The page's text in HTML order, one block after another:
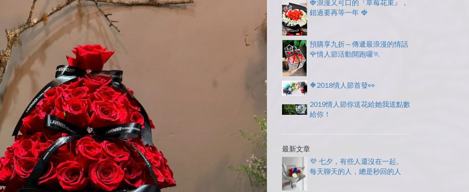
🍓浪漫又可口的『草莓花束』，
錯過要再等一年 🍓
預購享九折～傳遞最浪漫的情話
🌹情人節活動開跑囉🏃
🔶2018情人節首發👀
2019情人節你送花給她我送點數
給你！
最新文章
💜 七夕，有些人還沒在一起。
每天聊天的人，總是秒回的人